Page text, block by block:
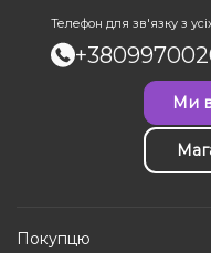
Телефон для зв'язку з
Ми
Покупцю